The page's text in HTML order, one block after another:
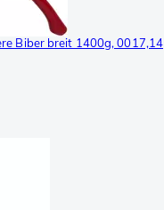
Biber breit 1400g, 0017,14